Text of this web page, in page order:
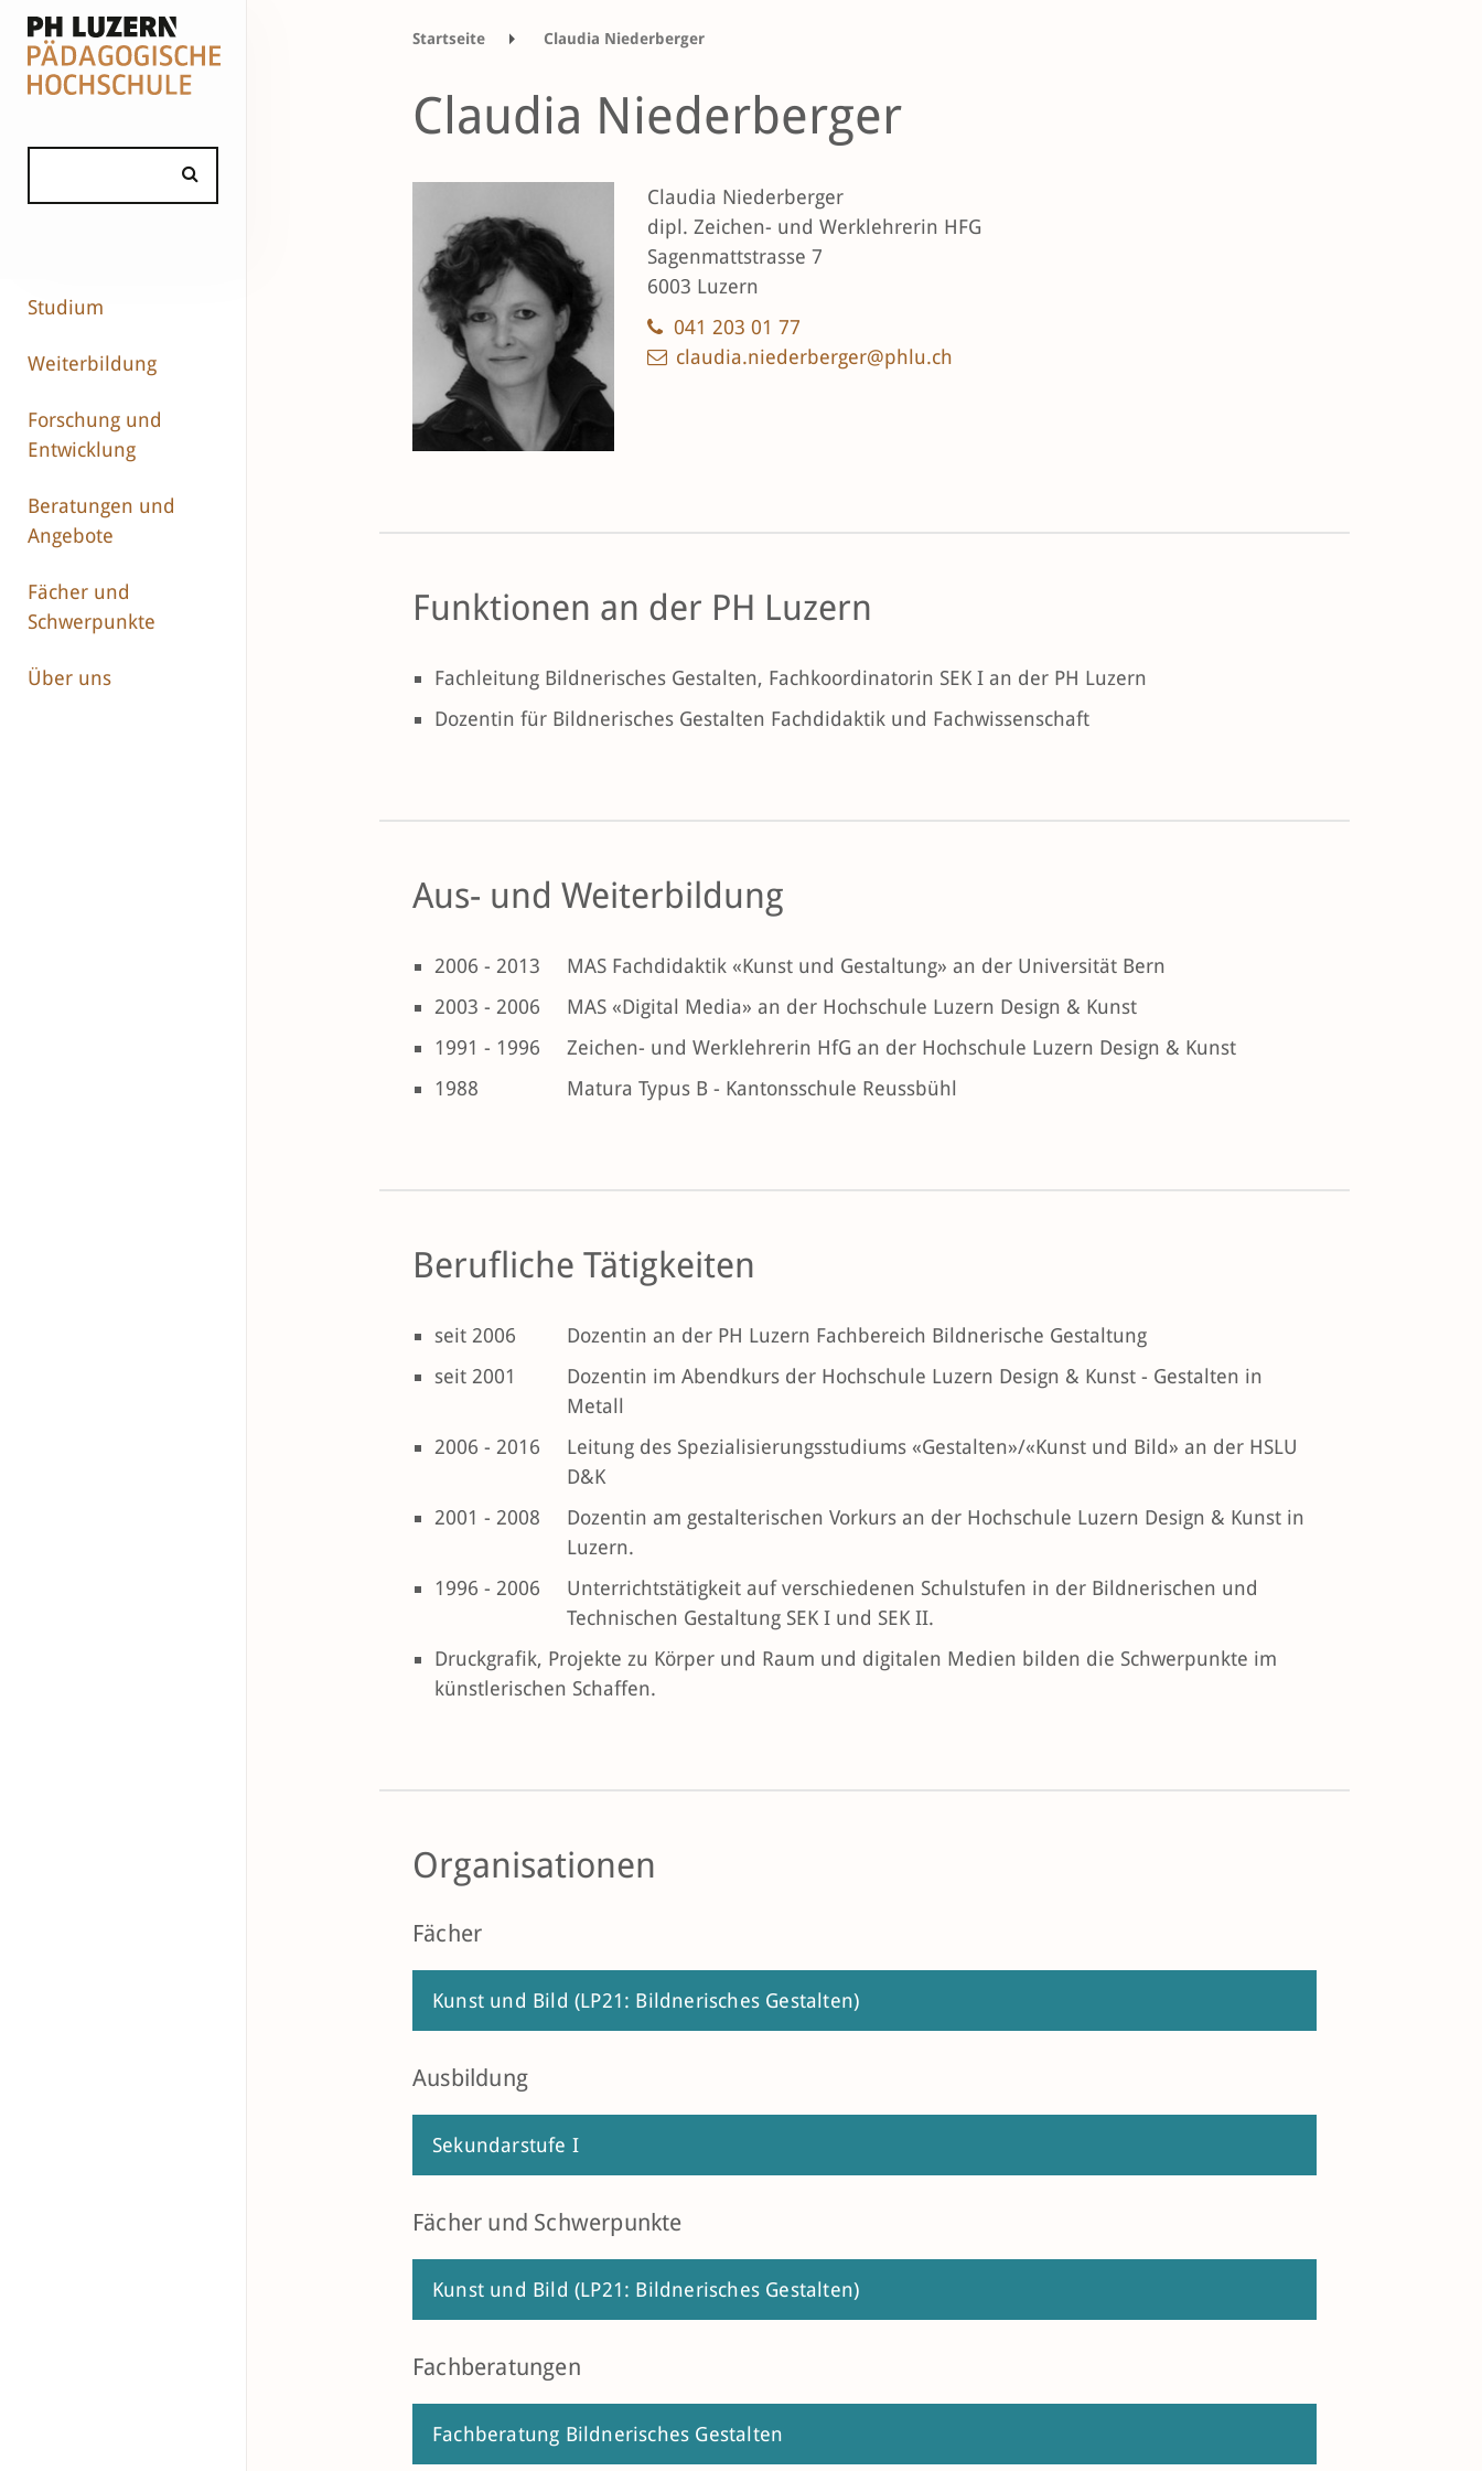
Studium
Weiterbildung
Forschung und
Entwicklung
Beratungen und
Angebote
Fächer und
Schwerpunkte
Über uns
Startseite Claudia Niederberger
Claudia Niederberger
Claudia Niederberger
dipl. Zeichen- und Werklehrerin HFG
Sagenmattstrasse 7
6003 Luzern
041 203 01 77
claudia.niederberger@phlu.ch
Funktionen an der PH Luzern
Fachleitung Bildnerisches Gestalten, Fachkoordinatorin SEK I an der PH Luzern
Dozentin für Bildnerisches Gestalten Fachdidaktik und Fachwissenschaft
Aus- und Weiterbildung
2006 - 2013
MAS Fachdidaktik «Kunst und Gestaltung» an der Universität Bern
2003 - 2006
MAS «Digital Media» an der Hochschule Luzern Design & Kunst
1991 - 1996
Zeichen- und Werklehrerin HfG an der Hochschule Luzern Design & Kunst
1988
Matura Typus B - Kantonsschule Reussbühl
Berufliche Tätigkeiten
seit 2006
Dozentin an der PH Luzern Fachbereich Bildnerische Gestaltung
seit 2001
Dozentin im Abendkurs der Hochschule Luzern Design & Kunst - Gestalten in
Metall
2006 - 2016
Leitung des Spezialisierungsstudiums «Gestalten»/«Kunst und Bild» an der HSLU
D&K
2001 - 2008
Dozentin am gestalterischen Vorkurs an der Hochschule Luzern Design & Kunst in
Luzern.
1996 - 2006
Unterrichtstätigkeit auf verschiedenen Schulstufen in der Bildnerischen und
Technischen Gestaltung SEK I und SEK II.
Druckgrafik, Projekte zu Körper und Raum und digitalen Medien bilden die Schwerpunkte im
künstlerischen Schaffen.
Organisationen
Fächer
Kunst und Bild (LP21: Bildnerisches Gestalten)
Ausbildung
Sekundarstufe I
Fächer und Schwerpunkte
Kunst und Bild (LP21: Bildnerisches Gestalten)
Fachberatungen
Fachberatung Bildnerisches Gestalten